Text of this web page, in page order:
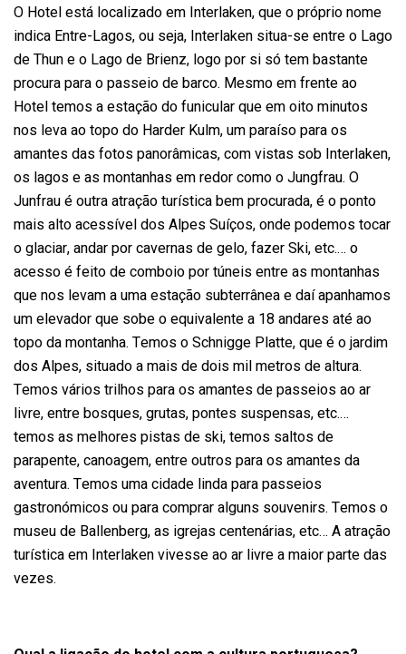
O Hotel está localizado em Interlaken, que o próprio nome
indica Entre-Lagos, ou seja, Interlaken situa-se entre o Lago
de Thun e o Lago de Brienz, logo por si só tem bastante
procura para o passeio de barco. Mesmo em frente ao
Hotel temos a estação do funicular que em oito minutos
nos leva ao topo do Harder Kulm, um paraíso para os
amantes das fotos panorâmicas, com vistas sob Interlaken,
os lagos e as montanhas em redor como o Jungfrau. O
Junfrau é outra atração turística bem procurada, é o ponto
mais alto acessível dos Alpes Suíços, onde podemos tocar
o glaciar, andar por cavernas de gelo, fazer Ski, etc.… o
acesso é feito de comboio por túneis entre as montanhas
que nos levam a uma estação subterrânea e daí apanhamos
um elevador que sobe o equivalente a 18 andares até ao
topo da montanha. Temos o Schnigge Platte, que é o jardim
dos Alpes, situado a mais de dois mil metros de altura.
Temos vários trilhos para os amantes de passeios ao ar
livre, entre bosques, grutas, pontes suspensas, etc.…
temos as melhores pistas de ski, temos saltos de
parapente, canoagem, entre outros para os amantes da
aventura. Temos uma cidade linda para passeios
gastronómicos ou para comprar alguns souvenirs. Temos o
museu de Ballenberg, as igrejas centenárias, etc… A atração
turística em Interlaken vivesse ao ar livre a maior parte das
vezes.